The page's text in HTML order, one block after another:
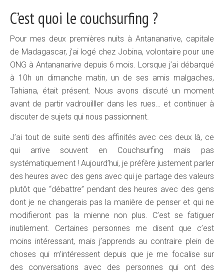
C’est quoi le couchsurfing ?
Pour mes deux premières nuits à Antananarive, capitale
de Madagascar, j’ai logé chez Jobina, volontaire pour une
ONG à Antananarive depuis 6 mois. Lorsque j’ai débarqué
à 10h un dimanche matin, un de ses amis malgaches,
Tahiana, était présent. Nous avons discuté un moment
avant de partir vadrouilller dans les rues… et continuer à
discuter de sujets qui nous passionnent.
J’ai tout de suite senti des affinités avec ces deux là, ce
qui arrive souvent en Couchsurfing mais pas
systématiquement ! Aujourd’hui, je préfère justement parler
des heures avec des gens avec qui je partage des valeurs
plutôt que “débattre” pendant des heures avec des gens
dont je ne changerais pas la manière de penser et qui ne
modifieront pas la mienne non plus. C’est se fatiguer
inutilement. Certaines personnes me disent que c’est
moins intéressant, mais j’apprends au contraire plein de
choses qui m’intéressent depuis que je me focalise sur
des conversations avec des personnes qui ont des